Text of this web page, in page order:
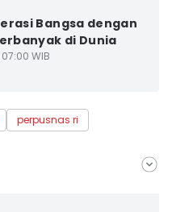
Bangsa dengan
di Dunia
07:00 WIB
perpusnas ri